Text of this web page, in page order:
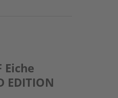
Eiche
EDITION